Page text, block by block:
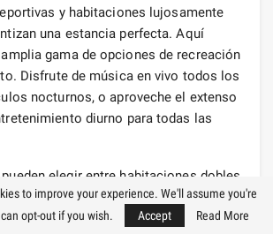
y habitaciones lujosamente
una estancia perfecta. Aquí
gama de opciones de recreación
Disfrute de música en vivo todos los
nocturnos, o aproveche el extenso
diurno para todas las
elegir entre habitaciones dobles
suites o apartamentos. La mayoría
al mar, así como amplios baños,
to improve your experience. We'll assume you're
opt-out if you wish.
Accept Read More